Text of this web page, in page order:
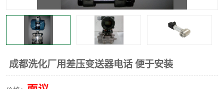
成都洗化厂用差压变送器电话 便于安装
流量计 工业自动化系统成套设备